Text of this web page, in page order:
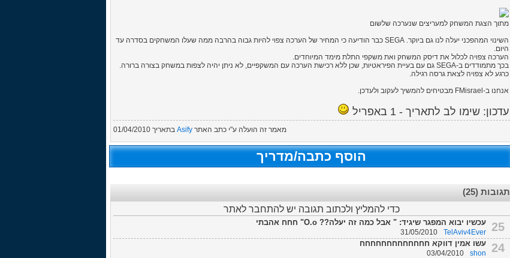
מתוך הצגת המשחק למעריצים שנערכה שלשום
השינוי המהפכני יעלה לנו גם ביוקר. SEGA כבר הודיעה כי המחיר של הערכה צפוי להיות גבוה בהרבה ממה שעלו המשחקים בסדרה עד
היום.
הערכה צפויה לכלול את דיסק המשחק ואת משקפי התלת מימד המיוחדים.
בכך מתמודדים ב-SEGA גם עם בעיית הפיראטיות, שכן ללא רכישת הערכה עם המשקפיים, לא ניתן יהיה לצפות במשחק בצורה ברורה.
כרגע לא צפויה לצאת גרסה רגילה.
אנחנו ב-FMisrael מבטיחים להמשיך לעקוב ולעדכן.
עדכון: שימו לב לתאריך - 1 באפריל
מאמר זה הועלה ע"י כתב האתר Asify בתאריך 01/04/2010
הוסף כתבה/מדריך
תגובות (25)
כדי להמליץ ולכתוב תגובה יש להתחבר לאתר
25 עכשיו יבוא המפגר שיגיד: " אבל כמה זה יעלה?? O.o" חחח אהבתי
TelAviv4Ever
31/05/2010
24 עשו אמין דווקא חחחחחחחחחחחחח
shon
03/04/2010